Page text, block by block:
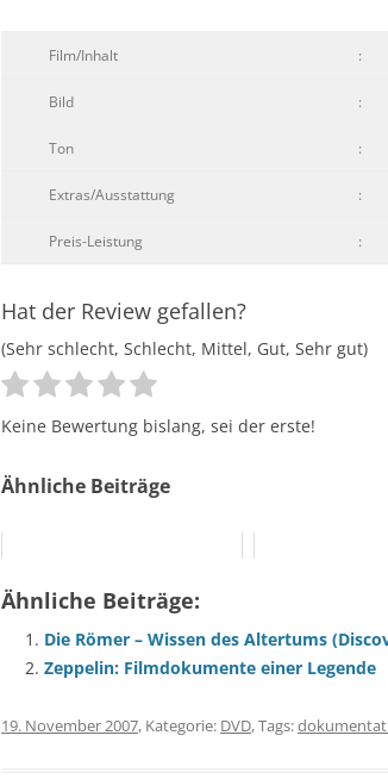
Film/Inhalt :
Bild :
Ton :
Extras/Ausstattung :
Preis-Leistung :
Hat der Review gefallen?
(Sehr schlecht, Schlecht, Mittel, Gut, Sehr gut)
Keine Bewertung bislang, sei der erste!
Ähnliche Beiträge
Ähnliche Beiträge:
Die Römer – Wissen des Altertums
Zeppelin: Filmdokumente einer Legende
19. November 2007, Kategorie: DVD, Tags: